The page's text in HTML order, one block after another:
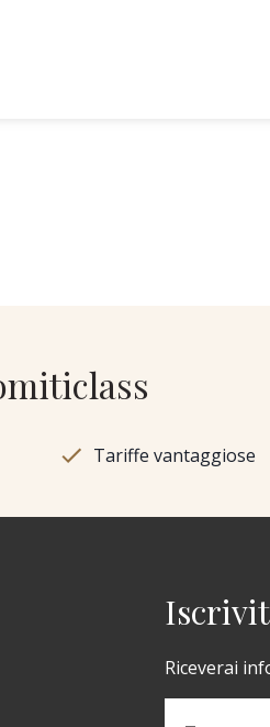
Tariffe vantaggiose
Riceverai